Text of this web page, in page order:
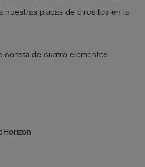
nuestras placas de circuitos en la
consta de cuatro elementos